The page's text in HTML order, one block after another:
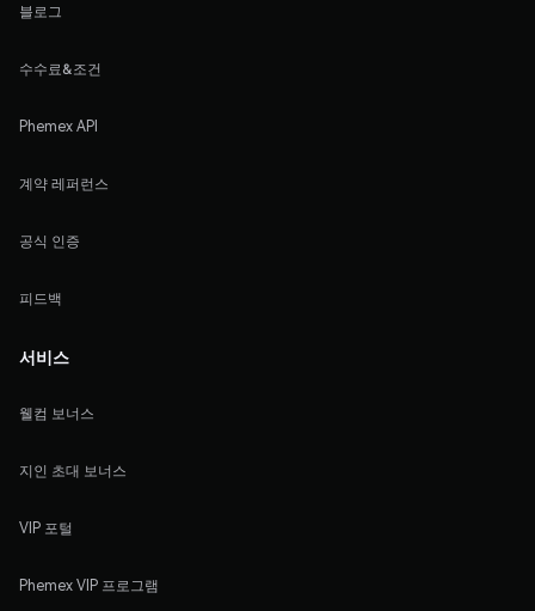
블로그
수수료&조건
Phemex API
계약 레퍼런스
공식 인증
피드백
서비스
웰컴 보너스
지인 초대 보너스
VIP 포털
Phemex VIP 프로그램